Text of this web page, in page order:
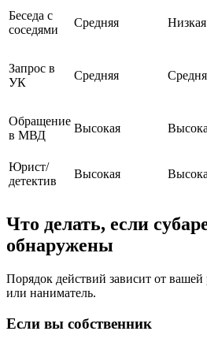
Беседа с
соседями
Средняя Низкая
Запрос в
УК
Средняя
Обращение
в МВД
Высокая
Юрист/
детектив
Высокая
Что делать, если
обнаружены
Порядок действий зависит от
или наниматель.
Если вы собственник